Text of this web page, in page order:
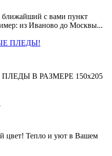
ближайший с вами пункт
из Иваново до Москвы...
ПЛЕДЫ!
В РАЗМЕРЕ 150х205
цвет! Тепло и уют в Вашем